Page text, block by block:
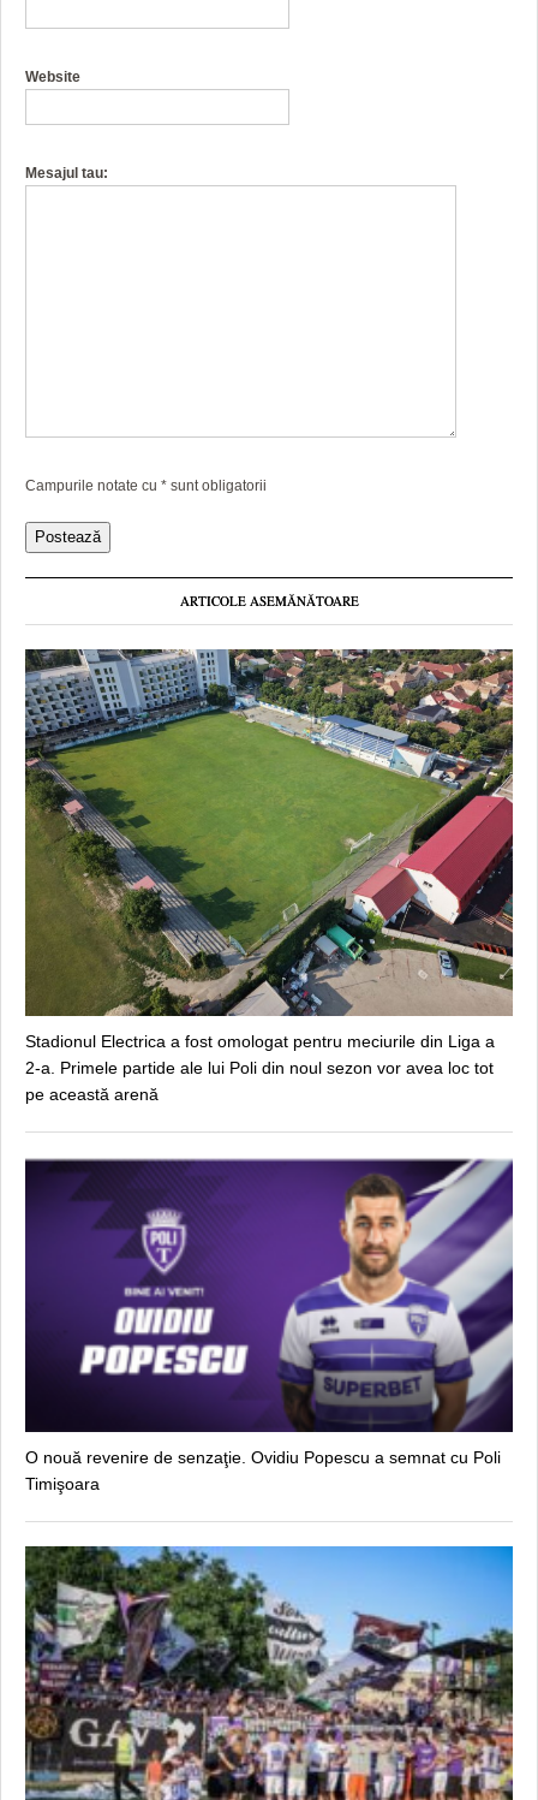
Website
Mesajul tau:
Campurile notate cu * sunt obligatorii
ARTICOLE ASEMĂNĂTOARE
Stadionul Electrica a fost omologat pentru meciurile din Liga a
2-a. Primele partide ale lui Poli din noul sezon vor avea loc tot
pe această arenă
O nouă revenire de senzaţie. Ovidiu Popescu a semnat cu Poli
Timişoara